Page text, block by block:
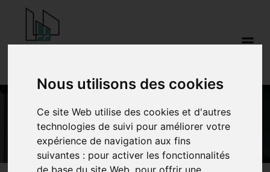
Nous utilisons des cookies
Ce site Web utilise des cookies et d'autres
technologies de suivi pour améliorer votre
expérience de navigation aux fins
suivantes : pour activer les fonctionnalités
de base du site Web, pour offrir une
E68